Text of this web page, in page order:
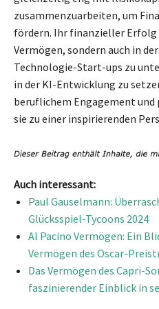
zusammenzuarbeiten, um
fördern. Ihr finanzieller
Vermögen, sondern auch in
Technologie-Start-ups zu
in der KI-Entwicklung zu
beruflichem Engagement
sie zu einer inspirierenden
Auch interessant:
Paul Gauselmann:
Glücksspiel-Tycoons 2024
Al Pacino Vermögen: Ein
Vermögen des Oscar-
Das Vermögen des Capri-
faszinierender Einblick in